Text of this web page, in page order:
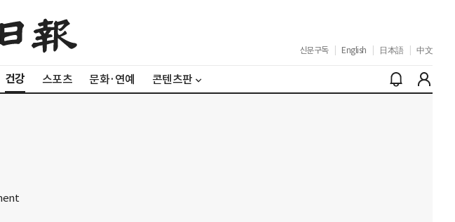
신문구독 English 日本語 中文
건강 스포츠 문화·연예 콘텐츠판